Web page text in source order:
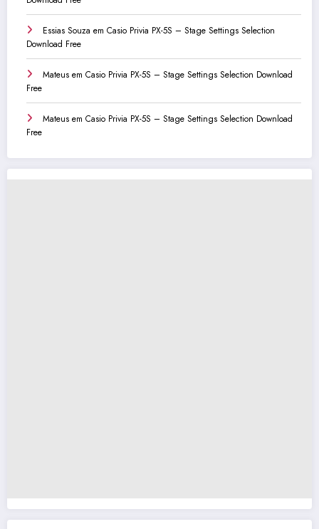
Essias Souza em Casio Privia PX-5S – Stage Settings Selection
Download Free
Mateus em Casio Privia PX-5S – Stage Settings Selection Download
Free
Mateus em Casio Privia PX-5S – Stage Settings Selection Download
Free